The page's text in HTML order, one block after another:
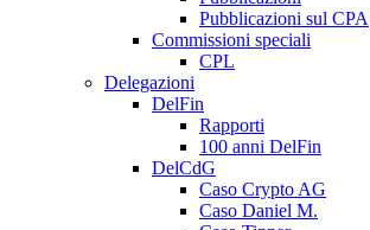
Pubblicazioni sul CPA
Commissioni speciali
CPL
Delegazioni
DelFin
Rapporti
100 anni DelFin
DelCdG
Caso Crypto AG
Caso Daniel M.